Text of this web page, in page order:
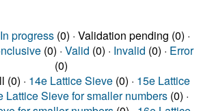
In progress(0) · Validation pending (0) ·
(0) · Valid (0) · Invalid (0) · Error
(0)
(0) · 14e Lattice Sieve (0) · 15e Lattice
Lattice Sieve for smaller numbers (0) ·